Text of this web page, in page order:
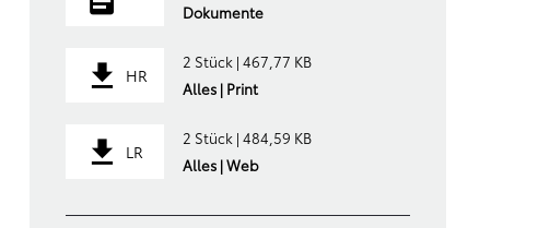
Dokumente
HR
2 Stück | 467,77 KB
Alles | Print
LR
2 Stück | 484,59 KB
Alles | Web